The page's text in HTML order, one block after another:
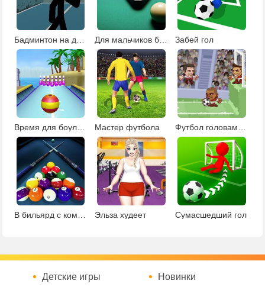
Для мальчиков бильярд Забей гол
Время для боулинга Мастер футбола
Эльза худеет Сумасшедший гол
Детские игры
Новинки